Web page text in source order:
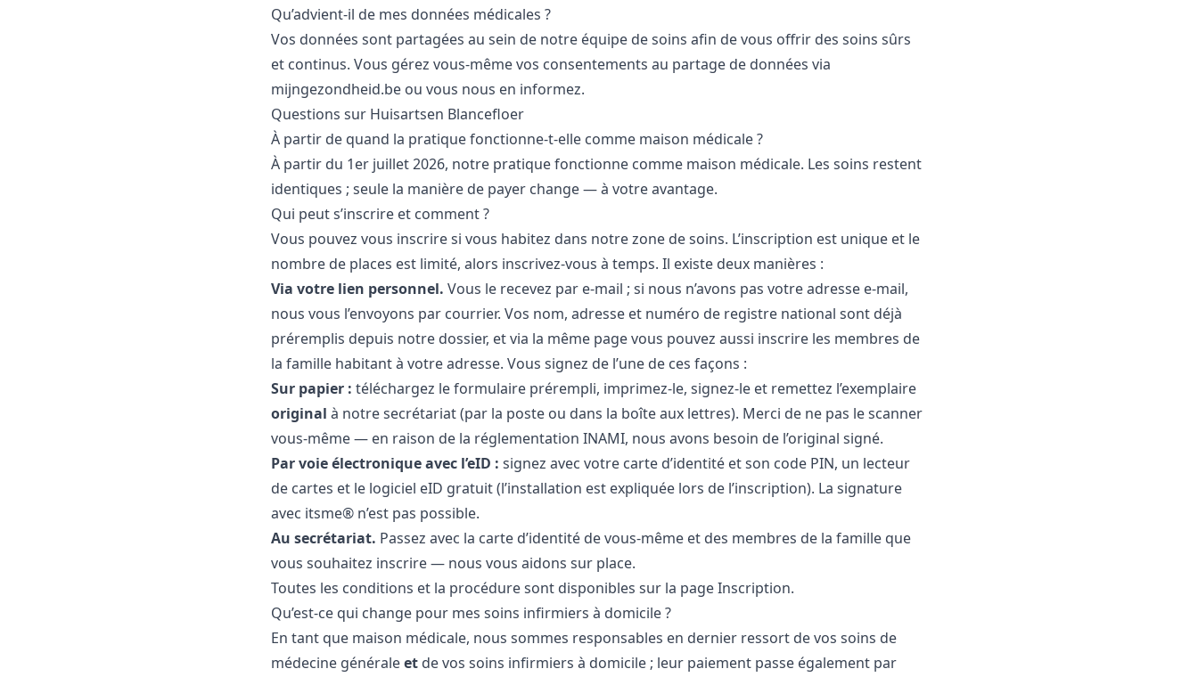
Qu’advient-il de mes données médicales ?
Vos données sont partagées au sein de notre équipe de soins afin de vous offrir des soins sûrs
et continus. Vous gérez vous-même vos consentements au partage de données via
mijngezondheid.be ou vous nous en informez.
Questions sur Huisartsen Blancefloer
À partir de quand la pratique fonctionne-t-elle comme maison médicale ?
À partir du 1er juillet 2026, notre pratique fonctionne comme maison médicale. Les soins restent
identiques ; seule la manière de payer change — à votre avantage.
Qui peut s’inscrire et comment ?
Vous pouvez vous inscrire si vous habitez dans notrezone de soins. L’inscription est unique et le
nombre de places est limité, alors inscrivez-vous à temps. Il existe deux manières :
Via votre lien personnel. Vous le recevez par e-mail ; si nous n’avons pas votre adresse e-mail,
nous vous l’envoyons par courrier. Vos nom, adresse et numéro de registre national sont déjà
préremplis depuis notre dossier, et via la même page vous pouvez aussi inscrire les membres de
la famille habitant à votre adresse. Vous signez de l’une de ces façons :
Sur papier : téléchargez le formulaire prérempli, imprimez-le, signez-le et remettez l’exemplaire
original à notre secrétariat (par la poste ou dans la boîte aux lettres). Merci de ne pas le scanner
vous-même — en raison de la réglementation INAMI, nous avons besoin de l’original signé.
Par voie électronique avec l’eID : signez avec votre carte d’identité et son code PIN, un lecteur
de cartes et le logiciel eID gratuit (l’installation est expliquée lors de l’inscription). La signature
avec itsme® n’est pas possible.
Au secrétariat. Passez avec la carte d’identité de vous-même et des membres de la famille que
vous souhaitez inscrire — nous vous aidons sur place.
Toutes les conditions et la procédure sont disponibles sur la pageInscription.
Qu’est-ce qui change pour mes soins infirmiers à domicile ?
En tant que maison médicale, nous sommes responsables en dernier ressort de vos soins de
médecine généraleet de vos soins infirmiers à domicile ; leur paiement passe également par